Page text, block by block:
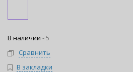
В наличии -5
Сравнить
В закладки